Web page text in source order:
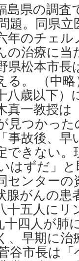
島県の調査
題。同県
年のチェ
の治療に当
県松本市
る。 （中
八歳以下）
真一教授
見つかっ
事故後、早
できない
はずだ」
センター
腺がんの患
十五人にリ
十四人が肺
、早期に
谷市長は